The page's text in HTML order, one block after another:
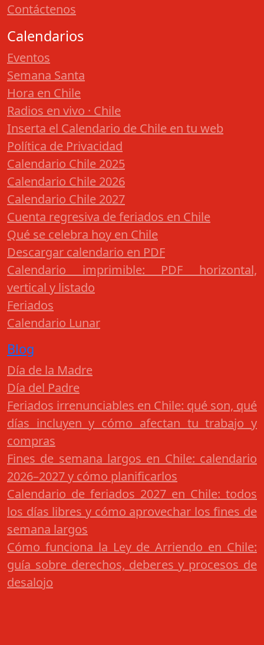
Contáctenos
Calendarios
Eventos
Semana Santa
Hora en Chile
Radios en vivo · Chile
Inserta el Calendario de Chile en tu web
Política de Privacidad
Calendario Chile 2025
Calendario Chile 2026
Calendario Chile 2027
Cuenta regresiva de feriados en Chile
Qué se celebra hoy en Chile
Descargar calendario en PDF
Calendario imprimible: PDF horizontal,
vertical y listado
Feriados
Calendario Lunar
Blog
Día de la Madre
Día del Padre
Feriados irrenunciables en Chile: qué son, qué
días incluyen y cómo afectan tu trabajo y
compras
Fines de semana largos en Chile: calendario
2026–2027 y cómo planificarlos
Calendario de feriados 2027 en Chile: todos
los días libres y cómo aprovechar los fines de
semana largos
Cómo funciona la Ley de Arriendo en Chile:
guía sobre derechos, deberes y procesos de
desalojo